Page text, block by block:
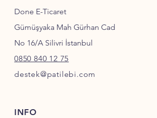
Done E-Ticaret
Gümüşyaka Mah Gürhan Cad
No 16/A Silivri İstanbul
0850 840 12 75
destek@patilebi.com
INFO